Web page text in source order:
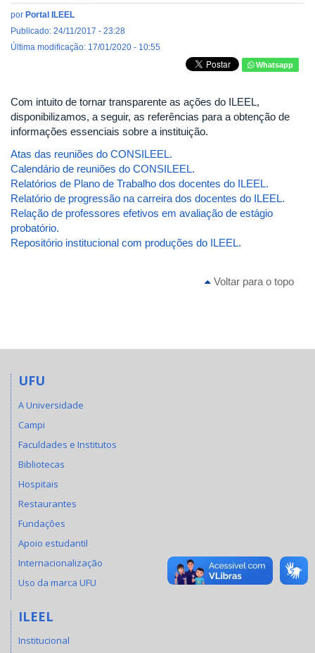
por Portal ILEEL
Publicado: 24/11/2017 - 23:28
Última modificação: 17/01/2020 - 10:55
Whatsapp
Com intuito de tornar transparente as ações do ILEEL,
disponibilizamos, a seguir, as referências para a obtenção de
informações essenciais sobre a instituição.
Atas das reuniões do CONSILEEL.
Calendário de reuniões do CONSILEEL.
Relatórios de Plano de Trabalho dos docentes do ILEEL.
Relatório de progressão na carreira dos docentes do ILEEL.
Relação de professores efetivos em avaliação de estágio
probatório.
Repositório institucional com produções do ILEEL.
Voltar para o topo
UFU
A Universidade
Campi
Faculdades e Institutos
Bibliotecas
Hospitais
Restaurantes
Fundações
Apoio estudantil
Internacionalização
Uso da marca UFU
ILEEL
Institucional